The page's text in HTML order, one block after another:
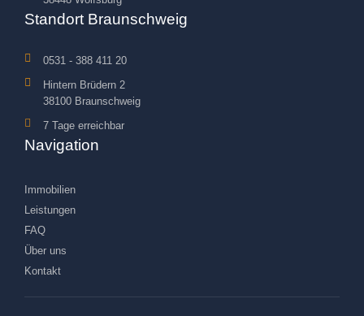
Standort Braunschweig
0531 - 388 411 20
Hintern Brüdern 2
38100 Braunschweig
7 Tage erreichbar
Navigation
Immobilien
Leistungen
FAQ
Über uns
Kontakt